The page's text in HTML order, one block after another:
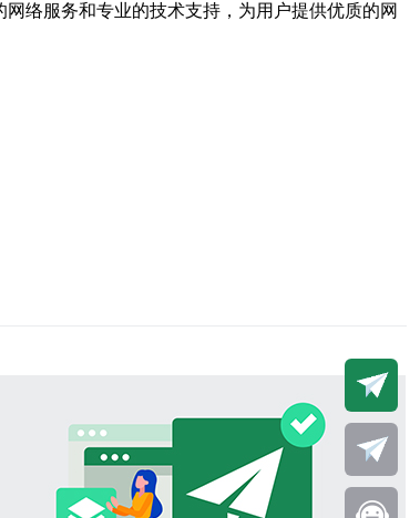
络服务和专业的技术支持，为用户提供优质的网